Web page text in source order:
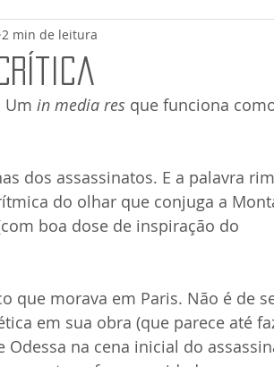
2 min de leitura
Um in media res que funciona
dos assassinatos. E a palavra
do olhar que conjuga a
boa dose de inspiração do
que morava em Paris. Não é de
em sua obra (que parece até
na cena inicial do